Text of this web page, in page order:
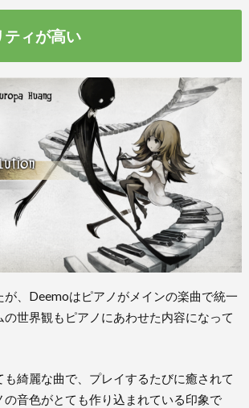
ティが高い
が、Deemoはピアノがメインの楽曲で統一
の世界観もピアノにあわせた内容になって
綺麗な曲で、プレイするたびに癒されて
の音色がとても作り込まれている印象で